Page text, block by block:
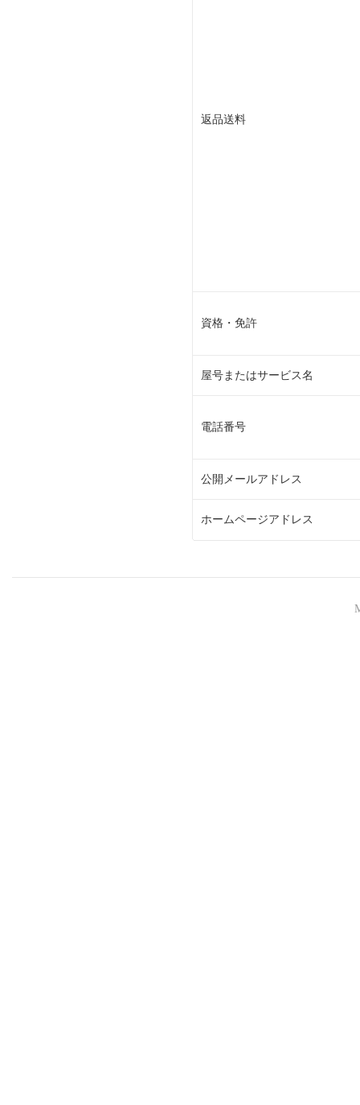
返品送料
資格・免許
屋号またはサービス名
電話番号
公開メールアドレス
ホームページアドレス